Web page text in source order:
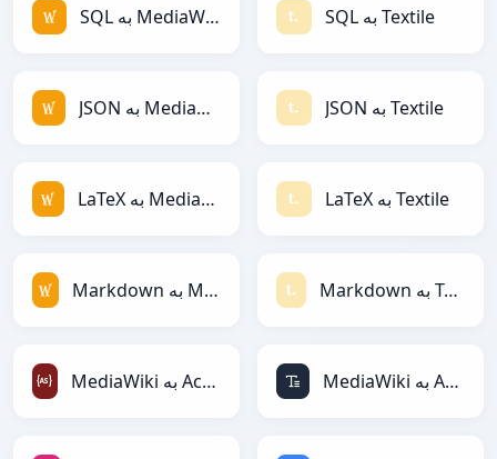
SQL به MediaWiki SQL به Textile
JSON به MediaWiki JSON به Textile
LaTeX به MediaWiki LaTeX به Textile
Markdown به MediaWiki Markdown به Textile
MediaWiki به ActionScript MediaWiki به ASCII